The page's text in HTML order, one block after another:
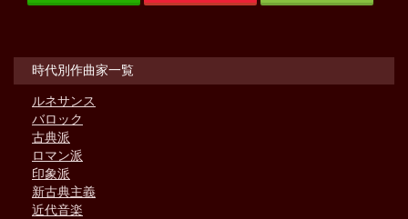
時代別作曲家一覧
ルネサンス
バロック
古典派
ロマン派
印象派
新古典主義
近代音楽